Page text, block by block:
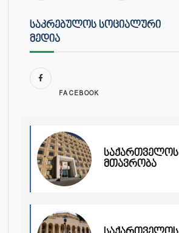
ᲡᲐᲙᲠᲔᲑᲣᲚᲝᲡ ᲡᲝᲪᲘᲐᲚᲣᲠᲘ
ᲛᲔᲓᲘᲐ
FACEBOOK
საქართველოს
მთავრობა